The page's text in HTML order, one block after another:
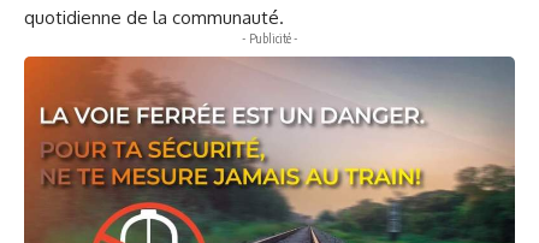
quotidienne de la communauté.
- Publicité -